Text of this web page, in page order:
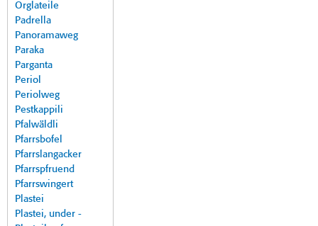
Orglateile
Padrella
Panoramaweg
Paraka
Parganta
Periol
Periolweg
Pestkappili
Pfalwäldli
Pfarrsbofel
Pfarrslangacker
Pfarrspfruend
Pfarrswingert
Plastei
Plastei, under -